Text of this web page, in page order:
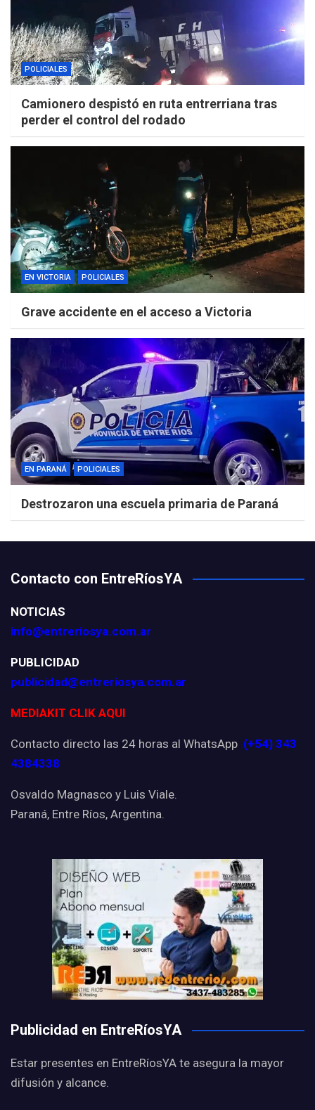
POLICIALES
Camionero despistó en ruta entrerriana tras
perder el control del rodado
EN VICTORIA POLICIALES
Grave accidente en el acceso a Victoria
EN PARANÁ POLICIALES
Destrozaron una escuela primaria de Paraná
Contacto con EntreRíosYA
NOTICIAS
info@entreriosya.com.ar
PUBLICIDAD
publicidad@entreriosya.com.ar
MEDIAKIT CLIK AQUI
Contacto directo las 24 horas al WhatsApp (+54) 343
4384338
Osvaldo Magnasco y Luis Viale.
Paraná, Entre Ríos, Argentina.
Publicidad en EntreRíosYA
Estar presentes en EntreRíosYA te asegura la mayor
difusión y alcance.